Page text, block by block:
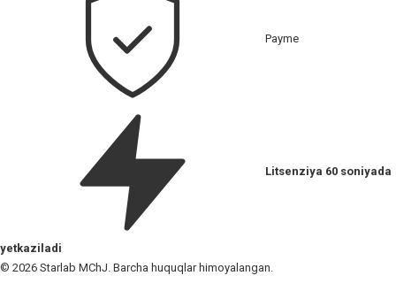
Payme
Litsenziya 60 soniyada
yetkaziladi
© 2026 Starlab MChJ. Barcha huquqlar himoyalangan.